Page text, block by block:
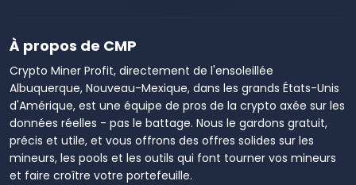
À propos de CMP
Crypto Miner Profit, directement de l'ensoleillée
Albuquerque, Nouveau-Mexique, dans les grands États-Unis
d'Amérique, est une équipe de pros de la crypto axée sur les
données réelles - pas le battage. Nous le gardons gratuit,
précis et utile, et vous offrons des offres solides sur les
mineurs, les pools et les outils qui font tourner vos mineurs
et faire croître votre portefeuille.